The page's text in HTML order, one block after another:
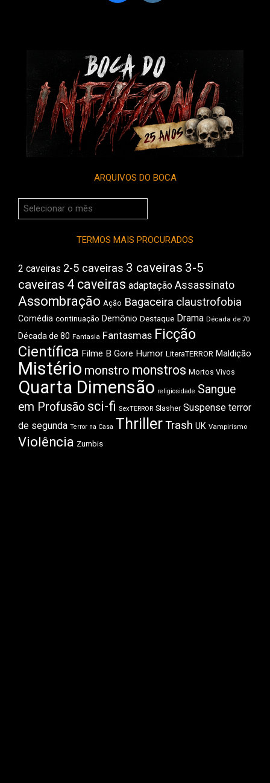
ARQUIVOS DO BOCA
Arquivos
do
TERMOS MAIS PROCURADOS
2 caveiras 2-5 caveiras 3 caveiras 3-5
caveiras 4 caveiras adaptação Assassinato
Assombração Ação Bagaceira claustrofobia
Comédia continuação Demônio Destaque Drama Década de 70
Década de 80 Fantasia Fantasmas Ficção
Científica Filme B Gore Humor LiteraTERROR Maldição
Mistério monstro monstros Mortos Vivos
Quarta Dimensão religiosidade Sangue
em Profusão sci-fi SexTERROR Slasher Suspense terror
de segunda Terror na Casa ThrillerTrash UK Vampirismo
Violência Zumbis